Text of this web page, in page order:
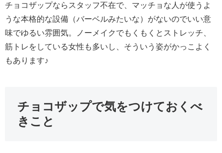
チョコザップならスタッフ不在で、マッチョな人が使うよ
うな本格的な設備（バーベルみたいな）がないのでいい意
味でゆるい雰囲気。ノーメイクでもくもくとストレッチ、
筋トレをしている女性も多いし、そういう姿がかっこよく
もあります♪
チョコザップで気をつけておくべ
きこと